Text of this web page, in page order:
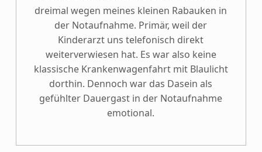
dreimal wegen meines kleinen Rabauken in
der Notaufnahme. Primär, weil der
Kinderarzt uns telefonisch direkt
weiterverwiesen hat. Es war also keine
klassische Krankenwagenfahrt mit Blaulicht
dorthin. Dennoch war das Dasein als
gefühlter Dauergast in der Notaufnahme
emotional.